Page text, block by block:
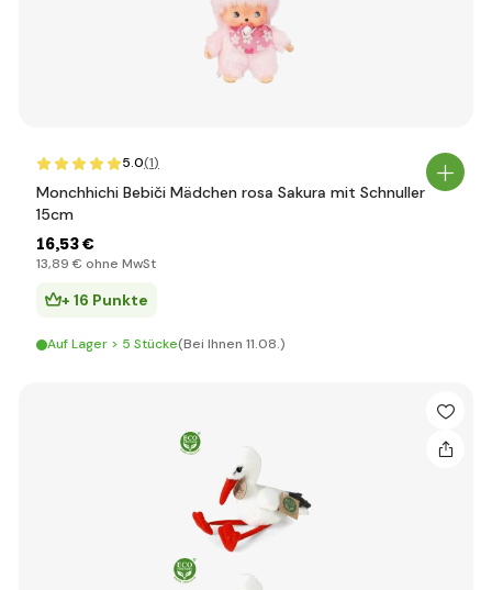
5.0(1)
Monchhichi Bebiči Mädchen rosa Sakura mit Schnuller
15cm
16,53 €
13,89 € ohne MwSt
+ 16 Punkte
Auf Lager > 5 Stücke(Bei Ihnen 11.08.)